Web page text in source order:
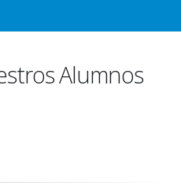
Alumnos